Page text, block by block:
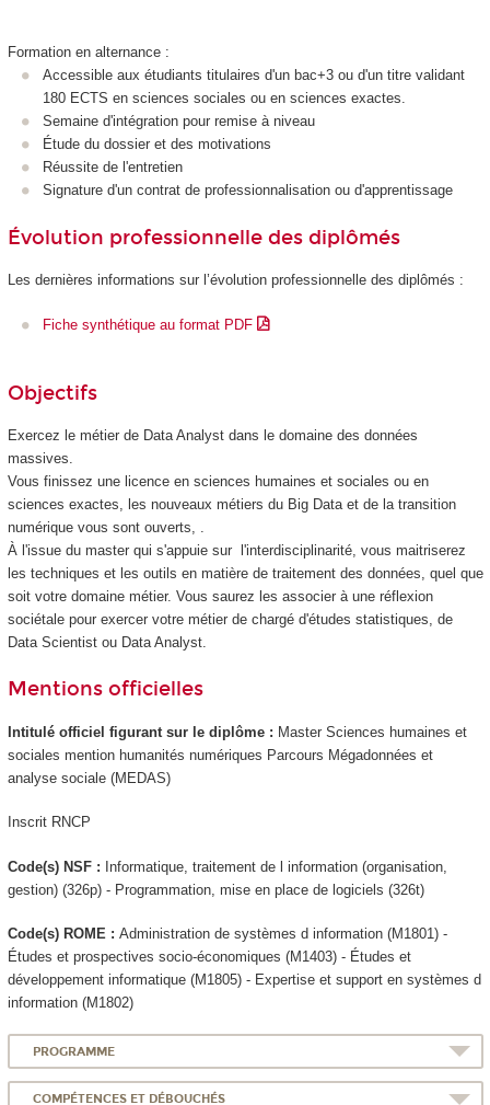
Formation en alternance:
Accessible aux étudiants titulaires d'un bac+3 ou d'un titre validant
180 ECTS en sciences sociales ou en sciences exactes.
Semaine d'intégration pour remise à niveau
Étude du dossier et des motivations
Réussite de l'entretien
Signature d'un contrat de professionnalisation ou d'apprentissage
Évolution professionnelle des diplômés
Les dernières informations sur l’évolution professionnelle des diplômés :
Fiche synthétique au format PDF
Objectifs
Exercez le métier de Data Analyst dans le domaine des données
massives.
Vous finissez une licence en sciences humaines et sociales ou en
sciences exactes, les nouveaux métiers du Big Data et de la transition
numérique vous sont ouverts, .
À l'issue du master qui s'appuie sur l'interdisciplinarité, vous maitriserez
les techniques et les outils en matière de traitement des données, quel que
soit votre domaine métier. Vous saurez les associer à une réflexion
sociétale pour exercer votre métier de chargé d'études statistiques, de
Data Scientist ou Data Analyst.
Mentions officielles
Intitulé officiel figurant sur le diplôme : Master Sciences humaines et
sociales mention humanités numériques Parcours Mégadonnées et
analyse sociale (MEDAS)
Inscrit RNCP
Code(s) NSF : Informatique, traitement de l information (organisation,
gestion) (326p) - Programmation, mise en place de logiciels (326t)
Code(s) ROME : Administration de systèmes d information (M1801) -
Études et prospectives socio-économiques (M1403) - Études et
développement informatique (M1805) - Expertise et support en systèmes d
information (M1802)
PROGRAMME
COMPÉTENCES ET DÉBOUCHÉS